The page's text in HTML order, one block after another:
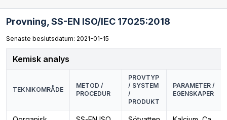
Provning, SS-EN ISO/IEC 17025:2018
Senaste beslutsdatum: 2021-01-15
Kemisk analys
TEKNIKOMRÅDE
METOD /
PROCEDUR
PROVTYP
/ SYSTEM
/
PRODUKT
PARAMETER /
EGENSKAPER